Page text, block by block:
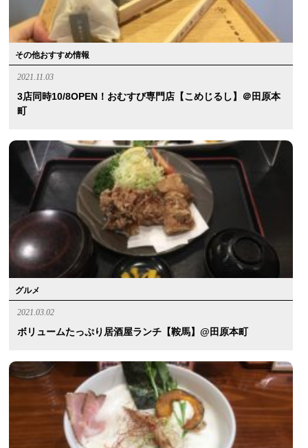
その他おすすめ情報
2021.11.03
3店同時10/8OPEN！おむすび専門店【こめじるし】＠田原本
町
グルメ
2021.03.02
ボリュームたっぷり居酒屋ランチ【鞍馬】@田原本町